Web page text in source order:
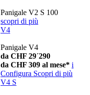
Panigale V2 S 100
scopri di più
V4
Panigale V4
da CHF 29´290
da CHF 309 al mese* i
Configura Scopri di più
V4 S